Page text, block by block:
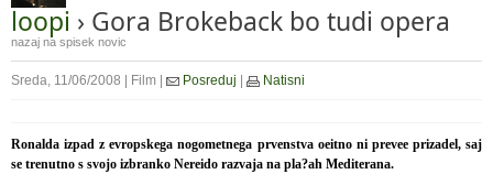
loopi › Gora Brokeback bo tudi opera
nazaj na spisek novic
Sreda, 11/06/2008 | Film | Posreduj Natisni
Ronalda izpad z evropskega nogometnega prvenstva oeitno ni prevee prizadel, saj
se trenutno s svojo izbranko Nereido razvaja na pla?ah Mediterana.